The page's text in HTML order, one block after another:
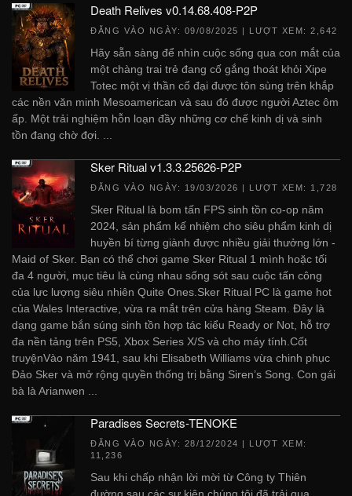
Death Relives v0.14.68.408-P2P
ĐĂNG VÀO NGÀY: 09/08/2025 | LƯỢT XEM: 2,642
Hãy sẵn sàng để nhìn cuộc sống qua con mắt của
một chàng trai trẻ đang cố gắng thoát khỏi Xipe
Totec một vị thần cổ đại được tôn sùng trên khắp
các nền văn minh Mesoamerican và sau đó được người Aztec ôm
ấp. Một trải nghiệm hỗn loạn đầy những cơ chế kinh dị và sinh
tồn đang chờ đợi. ...
Sker Ritual v1.3.3.25626-P2P
ĐĂNG VÀO NGÀY: 19/03/2026 | LƯỢT XEM: 1,728
Sker Ritual là bom tấn FPS sinh tồn co-op năm
2024, sản phẩm kế nhiệm cho siêu phẩm kinh dị
huyền bí từng giành được nhiều giải thưởng lớn -
Maid of Sker. Bạn có thể chơi game Sker Ritual 1 mình hoặc tối
đa 4 người, mục tiêu là cùng nhau sống sót sau cuộc tấn công
của lực lượng siêu nhiên Quite Ones.Sker Ritual PC là game hot
của Wales Interactive, vừa ra mắt trên cửa hàng Steam. Đây là
dạng game bắn súng sinh tồn hợp tác kiểu Ready or Not, hỗ trợ
đa nền tảng trên PS5, Xbox Series X/S và cho máy tính.Cốt
truyệnVào năm 1941, sau khi Elisabeth Williams vừa chinh phục
Đảo Sker và mở rộng quyền thống trị bằng Siren’s Song. Con gái
bà là Arianwen ...
Paradises Secrets-TENOKE
ĐĂNG VÀO NGÀY: 28/12/2024 | LƯỢT XEM:
11,236
Sau khi chấp nhận lời mời từ Công ty Thiên
đường sau các sự kiện chúng tôi đã trải qua,